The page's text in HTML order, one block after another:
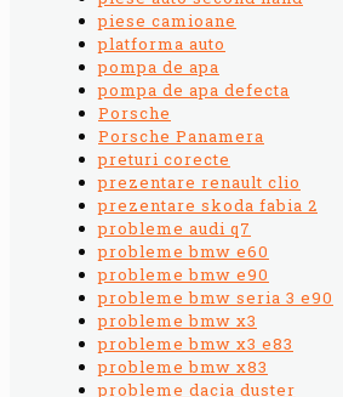
piese camioane
platforma auto
pompa de apa
pompa de apa defecta
Porsche
Porsche Panamera
preturi corecte
prezentare renault clio
prezentare skoda fabia 2
probleme audi q7
probleme bmw e60
probleme bmw e90
probleme bmw seria 3 e90
probleme bmw x3
probleme bmw x3 e83
probleme bmw x83
probleme dacia duster